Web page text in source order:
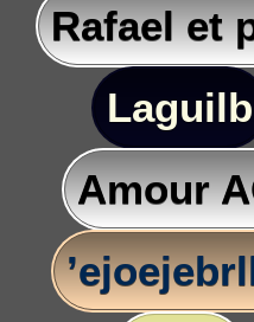
Rafael et
Laguilb
Amour